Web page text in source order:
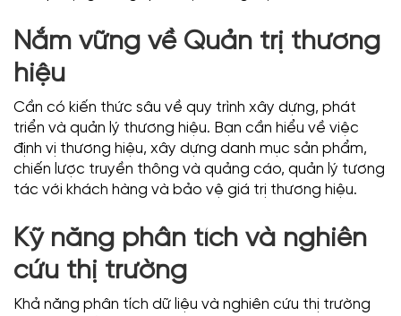
Nắm vững về Quản trị thương
hiệu
Cần có kiến thức sâu về quy trình xây dựng, phát
triển và quản lý thương hiệu. Bạn cần hiểu về việc
định vị thương hiệu, xây dựng danh mục sản phẩm,
chiến lược truyền thông và quảng cáo, quản lý tương
tác với khách hàng và bảo vệ giá trị thương hiệu.
Kỹ năng phân tích và nghiên
cứu thị trường
Khả năng phân tích dữ liệu và nghiên cứu thị trường